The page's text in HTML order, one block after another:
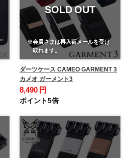
SOLD OUT
※会員さまは再入荷メールを受け
取れます。
ダーツケース CAMEO GARMENT 3
カメオ ガーメント3
8,490 円
ポイント5倍